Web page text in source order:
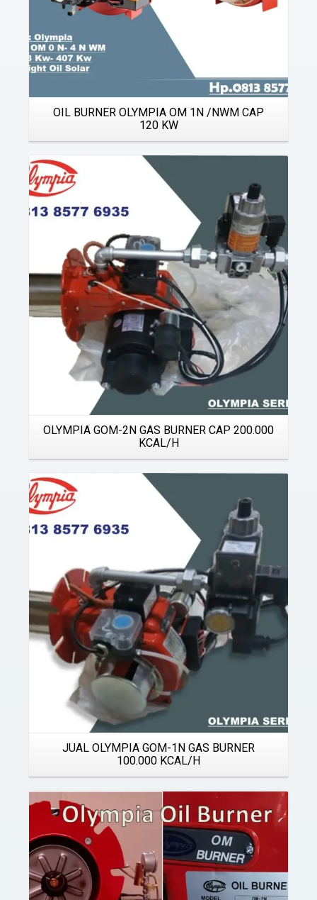
OIL BURNER OLYMPIA OM 1N /NWM CAP
120 KW
OLYMPIA GOM-2N GAS BURNER CAP 200.000
KCAL/H
JUAL OLYMPIA GOM-1N GAS BURNER
100.000 KCAL/H
Details